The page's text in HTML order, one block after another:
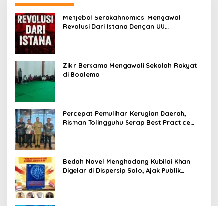
Menjebol Serakahnomics: Mengawal
Revolusi Dari Istana Dengan UU
Zikir Bersama Mengawali Sekolah Rakyat
di Boalemo
Percepat Pemulihan Kerugian Daerah,
Risman Tolingguhu Serap Best Practice
Bedah Novel Menghadang Kubilai Khan
Digelar di Dispersip Solo, Ajak Publik